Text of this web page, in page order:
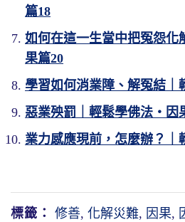
篇18
如何在這一生當中把冤怨化
果篇20
學習如何消業障、解冤結｜
惡業殃罰｜輕鬆學佛法・因
業力感應現前，怎麼辦？｜
標籤： 修善, 化解災難, 因果,